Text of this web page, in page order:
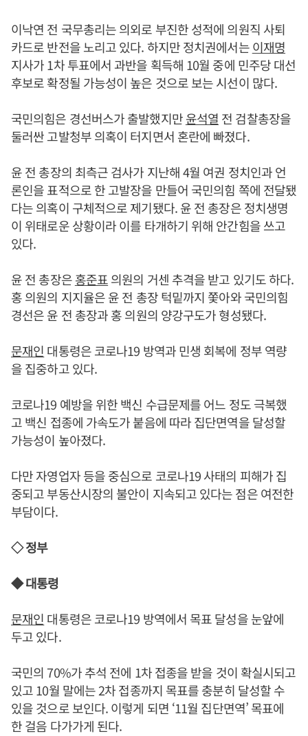
이낙연 전 국무총리는 의외로 부진한 성적에 의원직 사퇴
카드로 반전을 노리고 있다. 하지만 정치권에서는이재명
지사가 1차 투표에서 과반을 획득해 10월 중에 민주당 대선
후보로 확정될 가능성이 높은 것으로 보는 시선이 많다.
국민의힘은 경선버스가 출발했지만윤석열 전 검찰총장을
둘러싼 고발청부 의혹이 터지면서 혼란에 빠졌다.
윤 전 총장의 최측근 검사가 지난해 4월 여권 정치인과 언
론인을 표적으로 한 고발장을 만들어 국민의힘 쪽에 전달됐
다는 의혹이 구체적으로 제기됐다. 윤 전 총장은 정치생명
이 위태로운 상황이라 이를 타개하기 위해 안간힘을 쓰고
있다.
윤 전 총장은홍준표의원의 거센 추격을 받고 있기도 하다.
홍 의원의 지지율은 윤 전 총장 턱밑까지 쫓아와 국민의힘
경선은 윤 전 총장과 홍 의원의 양강구도가 형성됐다.
문재인 대통령은 코로나19 방역과 민생 회복에 정부 역량
을 집중하고 있다.
코로나19 예방을 위한 백신 수급문제를 어느 정도 극복했
고 백신 접종에 가속도가 붙음에 따라 집단면역을 달성할
가능성이 높아졌다.
다만 자영업자 등을 중심으로 코로나19 사태의 피해가 집
중되고 부동산시장의 불안이 지속되고 있다는 점은 여전한
부담이다.
◇ 정부
◆ 대통령
문재인 대통령은 코로나19 방역에서 목표 달성을 눈앞에
두고 있다.
국민의 70%가 추석 전에 1차 접종을 받을 것이 확실시되고
있고 10월 말에는 2차 접종까지 목표를 충분히 달성할 수
있을 것으로 보인다. 이렇게 되면 ‘11월 집단면역’ 목표에
한 걸음 다가가게 된다.